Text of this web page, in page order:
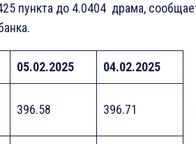
пункта до 4.0404 драма,
05.02.2025 04.02.2025
396.58 396.71